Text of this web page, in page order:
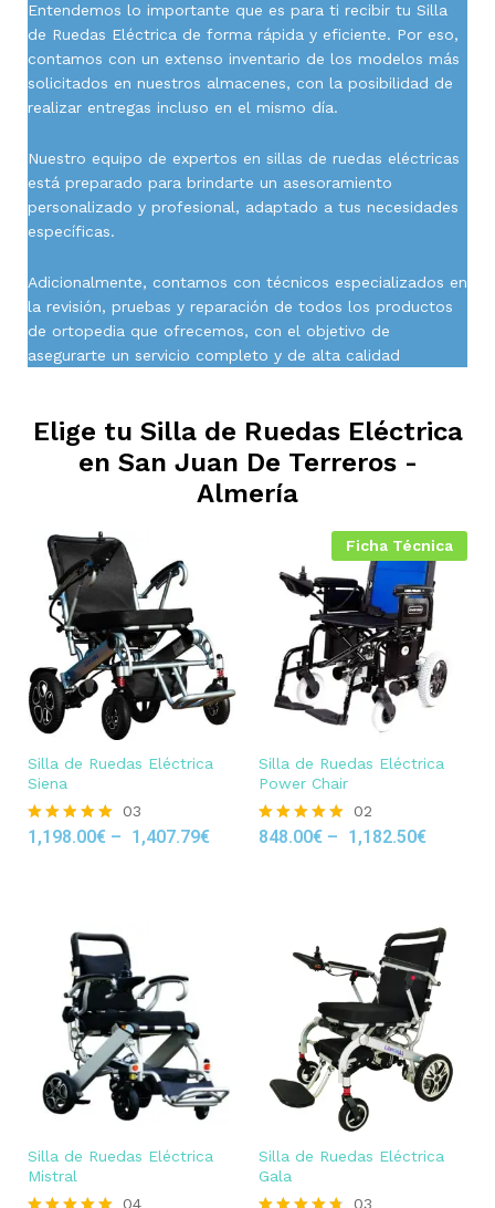
Entendemos lo importante que es para ti recibir tu Silla
de Ruedas Eléctrica de forma rápida y eficiente. Por eso,
contamos con un extenso inventario de los modelos más
solicitados en nuestros almacenes, con la posibilidad de
realizar entregas incluso en el mismo día.
Nuestro equipo de expertos en sillas de ruedas eléctricas
está preparado para brindarte un asesoramiento
personalizado y profesional, adaptado a tus necesidades
específicas.
Adicionalmente, contamos con técnicos especializados en
la revisión, pruebas y reparación de todos los productos
de ortopedia que ofrecemos, con el objetivo de
asegurarte un servicio completo y de alta calidad
Elige tu Silla de Ruedas Eléctrica
en San Juan De Terreros -
Almería
Silla de Ruedas Eléctrica
Siena
Rated
03
1,198.00€ – 1,407.79€
Ficha Técnica
Silla de Ruedas Eléctrica
Power Chair
Rated
02
848.00€ – 1,182.50€
Silla de Ruedas Eléctrica
Mistral
04
Silla de Ruedas Eléctrica
Gala
03